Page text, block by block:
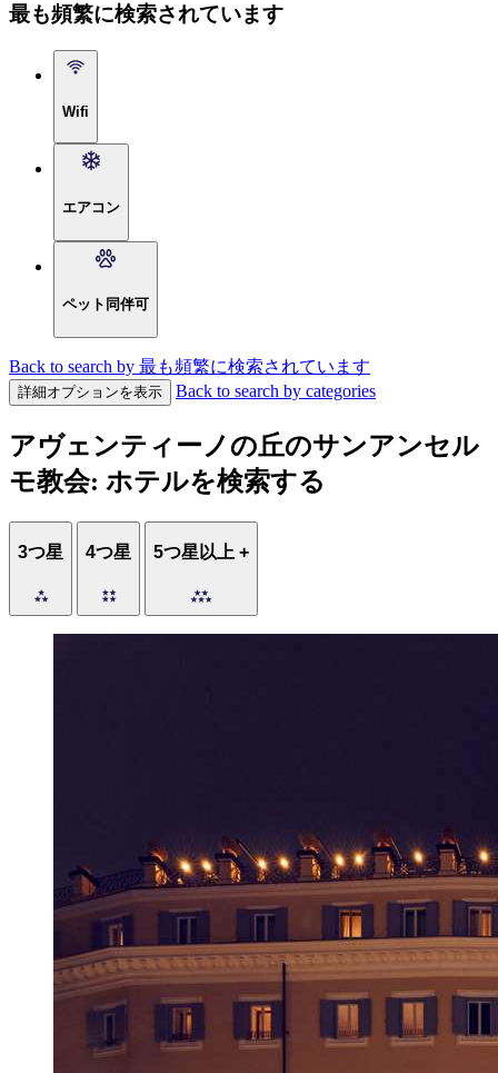
最も頻繁に検索されています
Wifi
エアコン
ペット同伴可
Back to search by 最も頻繁に検索されています
詳細オプションを表示 Back to search by categories
アヴェンティーノの丘のサンアンセル
モ教会: ホテルを検索する
3つ星 4つ星 5つ星以上 +